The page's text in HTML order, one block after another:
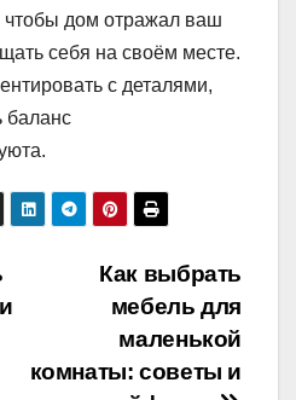
чтобы дом отражал ваш
себя на своём месте.
с деталями,
баланс
Как выбрать
мебель для
маленькой
комнаты: советы и